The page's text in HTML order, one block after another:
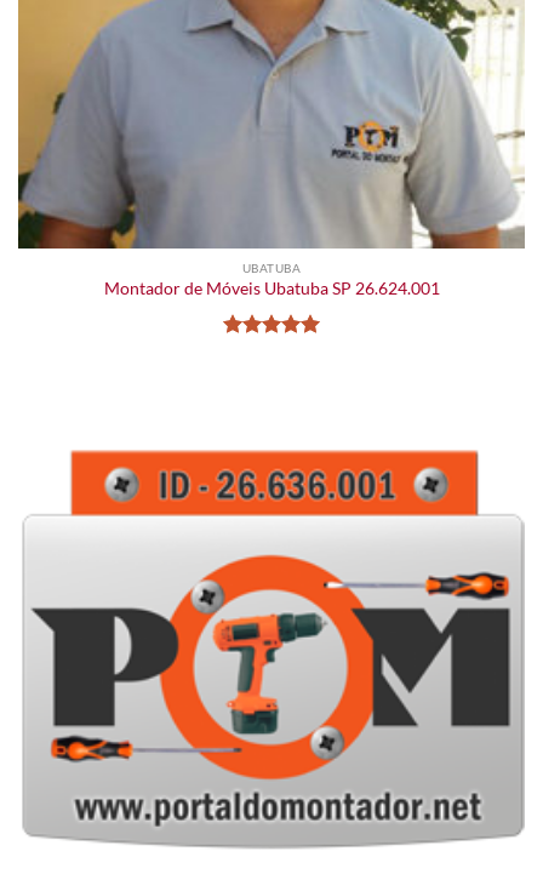
UBATUBA
Montador de Móveis Ubatuba SP 26.624.001